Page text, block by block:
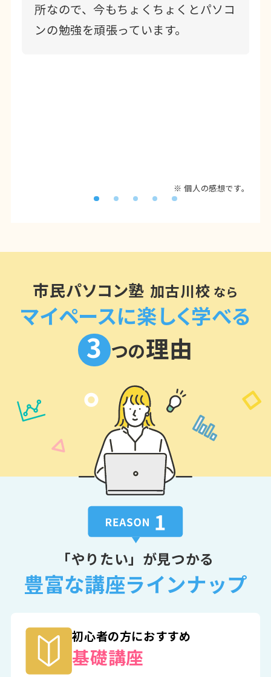
所なので、今もちょくちょくとパソコ
ンの勉強を頑張っています。
※ 個人の感想です。
市民パソコン塾 加古川校 なら
マイペースに楽しく学べる
3 つの理由
「やりたい」が見つかる
豊富な講座ラインナップ
初心者の方におすすめ
基礎講座